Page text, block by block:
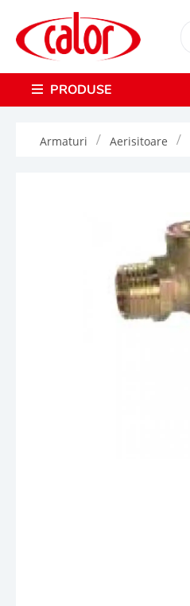
PRODUSE
Armaturi Aerisitoare